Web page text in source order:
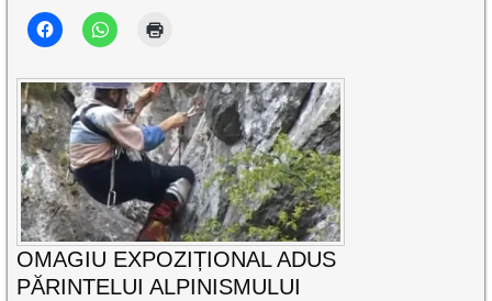
OMAGIU EXPOZIȚIONAL ADUS
PĂRINTELUI ALPINISMULUI